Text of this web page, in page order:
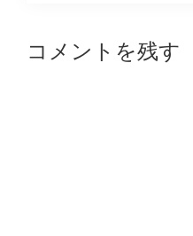
Reader
コメントを残す